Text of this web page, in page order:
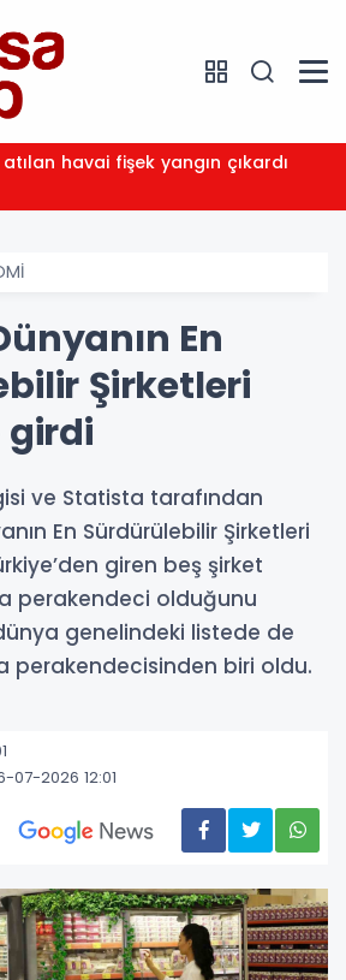
havai fişek yangın çıkardı
En
Şirketleri
girdi
ve Statista tarafından
En Sürdürülebilir Şirketleri
giren beş şirket
perakendeci olduğunu
genelindeki listede de
perakendecisinden biri oldu.
07-2026 12:01